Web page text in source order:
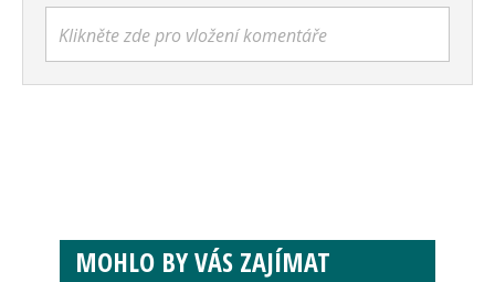
Klikněte zde pro vložení komentáře
MOHLO BY VÁS ZAJÍMAT